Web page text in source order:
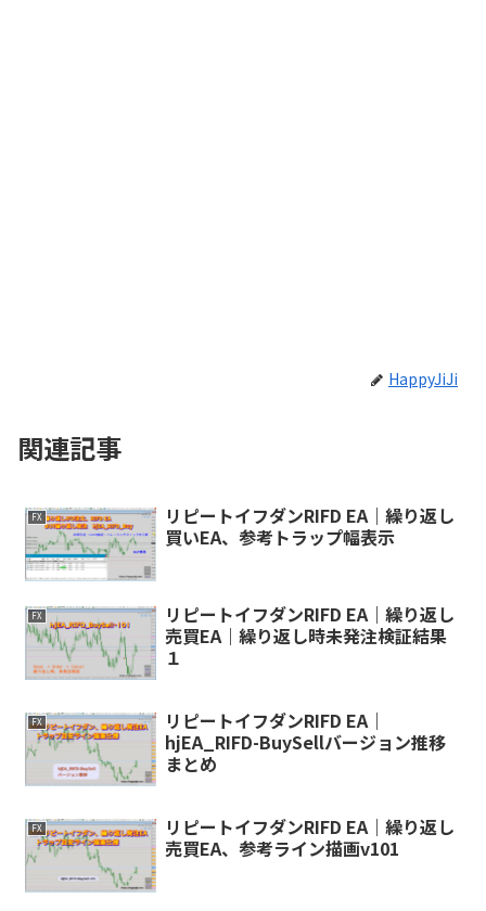
HappyJiJi
関連記事
FX
リピートイフダンRIFD EA｜繰り返し
買いEA、参考トラップ幅表示
FX
リピートイフダンRIFD EA｜繰り返し
売買EA｜繰り返し時未発注検証結果
１
FX
リピートイフダンRIFD EA｜
hjEA_RIFD-BuySellバージョン推移
まとめ
FX
リピートイフダンRIFD EA｜繰り返し
売買EA、参考ライン描画v101